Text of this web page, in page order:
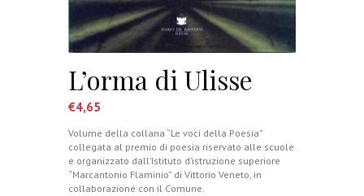
L’orma di Ulisse
€4,65
Volume della collana “Le voci della Poesia”
collegata al premio di poesia riservato alle scuole
e organizzato dall’Istituto d’istruzione superiore
“Marcantonio Flaminio” di Vittorio Veneto, in
collaborazione con il Comune.